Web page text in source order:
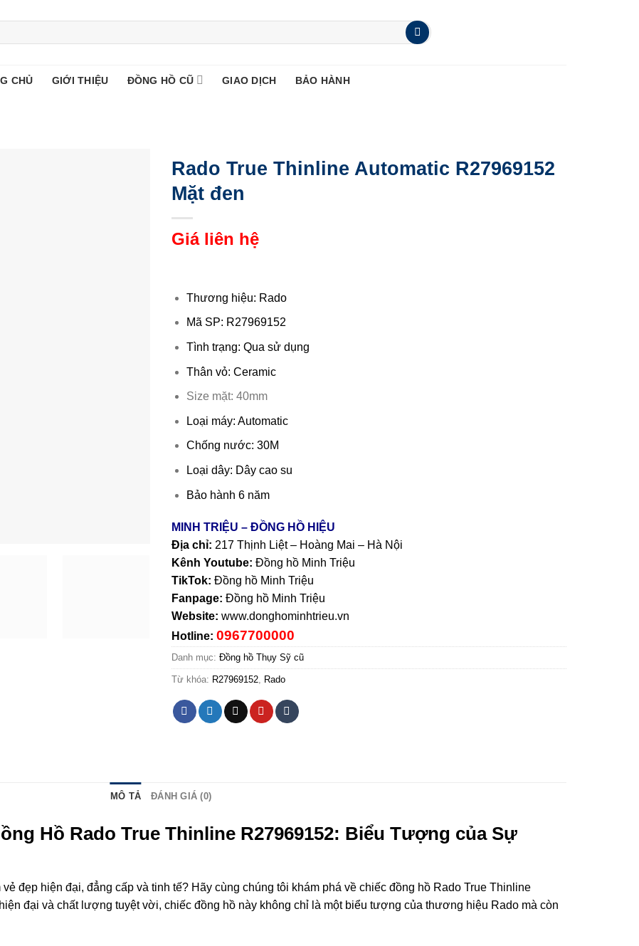
CHỦ GIỚI THIỆU ĐỒNG HỒ CŨ GIAO DỊCH BẢO HÀNH
Rado True Thinline Automatic R27969152
Mặt đen
Giá liên hệ
Thương hiệu: Rado
Mã SP: R27969152
Tình trạng: Qua sử dụng
Thân vỏ: Ceramic
Size mặt: 40mm
Loại máy: Automatic
Chống nước: 30M
Loại dây: Dây cao su
Bảo hành 6 năm
MINH TRIỆU – ĐỒNG HỒ HIỆU
Địa chỉ: 217 Thịnh Liệt – Hoàng Mai – Hà Nội
Kênh Youtube: Đồng hồ Minh Triệu
TikTok: Đồng hồ Minh Triệu
Fanpage: Đồng hồ Minh Triệu
Website: www.donghominhtrieu.vn
Hotline: 0967700000
Danh mục: Đồng hồ Thụy Sỹ cũ
Từ khóa: R27969152, Rado
MÔ TẢ ĐÁNH GIÁ (0)
Hồ Rado True Thinline R27969152: Biểu Tượng của Sự
đẹp hiện đại, đẳng cấp và tinh tế? Hãy cùng chúng tôi khám phá về chiếc đồng hồ Rado True Thinline
đại và chất lượng tuyệt vời, chiếc đồng hồ này không chỉ là một biểu tượng của thương hiệu Rado mà còn